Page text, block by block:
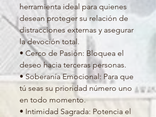
herramienta ideal para quienes
desean proteger su relación de
distracciones externas y asegurar
la devoción total.
• Cerco de Pasión: Bloquea el
deseo hacia terceras personas.
• Soberanía Emocional: Para que
tú seas su prioridad número uno
en todo momento.
• Intimidad Sagrada: Potencia el